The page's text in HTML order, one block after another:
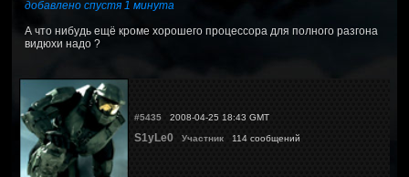
добавлено спустя 1 минута
А что нибудь ещё кроме хорошего процессора для полного разгона
видюхи надо ?
#5435 2008-04-25 18:43 GMT
S1yLe0 Участник 114 сообщений